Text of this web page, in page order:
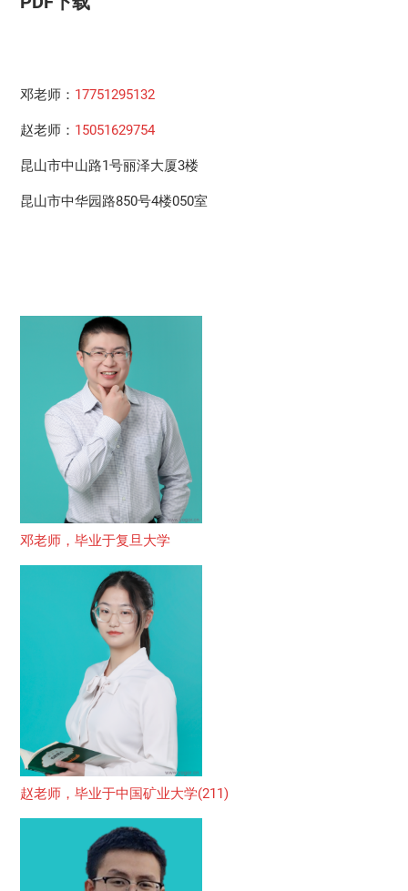
邓老师： 17751295132
赵老师： 15051629754
昆山市中山路1号丽泽大厦3楼
昆山市中华园路850号4楼050室
邓老师，毕业于复旦大学
赵老师，毕业于中国矿业大学(211)